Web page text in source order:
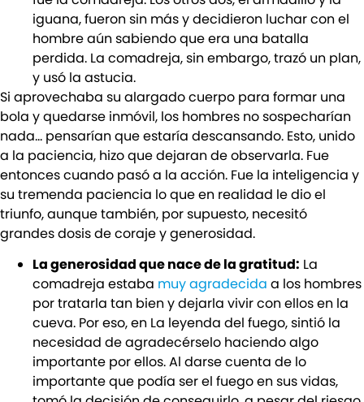
iguana, fueron sin más y decidieron luchar con el
hombre aún sabiendo que era una batalla
perdida. La comadreja, sin embargo, trazó un plan,
y usó la astucia.
Si aprovechaba su alargado cuerpo para formar una
bola y quedarse inmóvil, los hombres no sospecharían
nada… pensarían que estaría descansando. Esto, unido
a la paciencia, hizo que dejaran de observarla. Fue
entonces cuando pasó a la acción. Fue la inteligencia y
su tremenda paciencia lo que en realidad le dio el
triunfo, aunque también, por supuesto, necesitó
grandes dosis de coraje y generosidad.
La generosidad que nace de la gratitud: La
comadreja estaba muy agradecida a los hombres
por tratarla tan bien y dejarla vivir con ellos en la
cueva. Por eso, en La leyenda del fuego, sintió la
necesidad de agradecérselo haciendo algo
importante por ellos. Al darse cuenta de lo
importante que podía ser el fuego en sus vidas,